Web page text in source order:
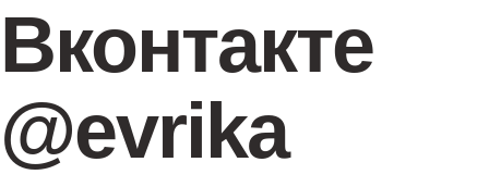
Вконтакте
@evrika